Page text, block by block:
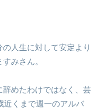
人生に対して安定より
みさん。
辞めたわけではなく、芸
近くまで週一のアルバ